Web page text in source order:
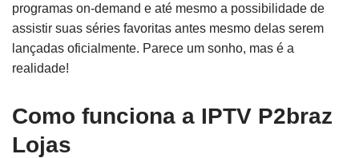
programas on-demand e até mesmo a possibilidade de
assistir suas séries favoritas antes mesmo delas serem
lançadas oficialmente. Parece um sonho, mas é a
realidade!
Como funciona a IPTV P2braz
Lojas